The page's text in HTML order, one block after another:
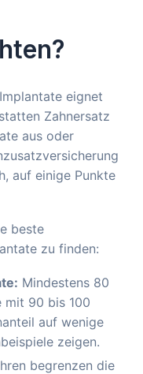
eignet
Zahnersatz
aus oder
auf einige Punkte
beste
zu finden:
Mindestens 80
mit 90 bis 100
auf wenige
zeigen.
begrenzen die